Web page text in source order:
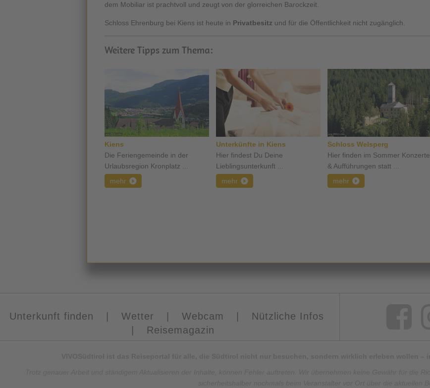
dem Mobiliar ist prachtvoll und zeugt von der glorreichen Barockzeit.
Schloss Ehrenburg bei Kiens ist heute in Privatbesitz und für die Öffentlichkeit nicht zugänglich.
Weitere Tipps zum Thema:
Kiens
Die Feriengemeinde in der
Urlaubsregion Kronplatz ...
mehr
Unterkünfte in Kiens
Hier findest Du Deine
Lieblingsunterkunft ...
mehr
Schloss Welsperg
Hier finden im Sommer Konzerte
& Aufführungen statt ...
mehr
Unterkunft finden Wetter Webcam
Nützliche Infos
Reisemagazin